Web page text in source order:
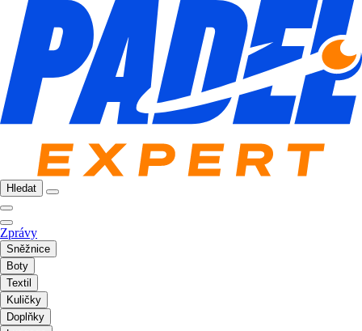
Hledat
Zprávy
Sněžnice
Boty
Textil
Kuličky
Doplňky